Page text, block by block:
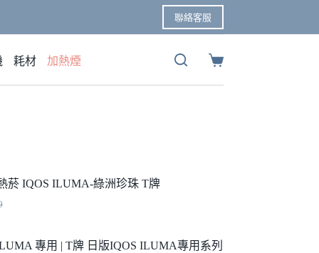
聯絡客服
耗材 加熱煙
購
物
菸 IQOS ILUMA-綠洲珍珠 T牌
專用 | T牌 日版IQOS ILUMA專用系列